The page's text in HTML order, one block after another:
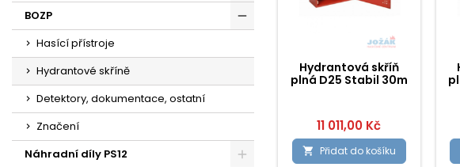
BOZP
Hasící přístroje
Hydrantové skříně
Detektory, dokumentace, ostatní
Značení
Náhradní díly PS12
Hydrantová skříň
plná D25 Stabil 30m
11 011,00 Kč
 Přidat do košíku